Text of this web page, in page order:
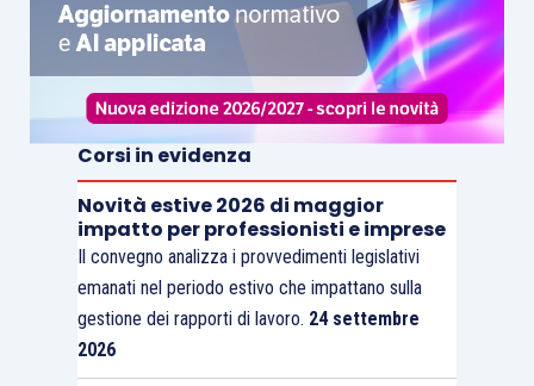
Corsi in evidenza
Novità estive 2026 di maggior
impatto per professionisti e imprese
Il convegno analizza i provvedimenti legislativi
emanati nel periodo estivo che impattano sulla
gestione dei rapporti di lavoro. 24 settembre
2026